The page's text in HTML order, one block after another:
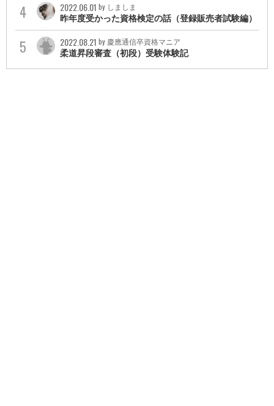
2022.06.01 by しましま
昨年度受かった資格検定の話（登録販売者試験編）
2022.08.21 by 慶應通信卒資格マニア
柔道昇段審査（初段）受験体験記